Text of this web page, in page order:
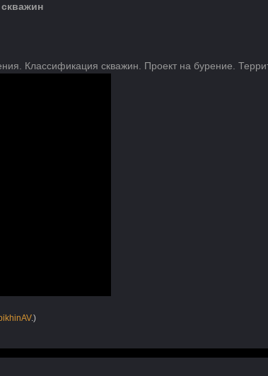
Классификация скважин. Проект на бурение.
.)